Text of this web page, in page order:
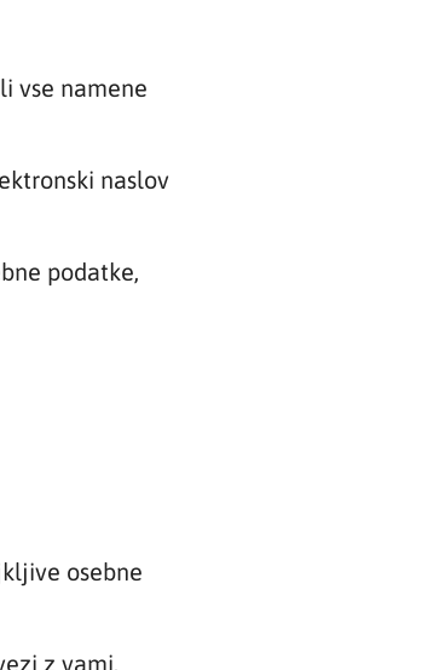
vse namene
naslov
podatke,
osebne
z vami.